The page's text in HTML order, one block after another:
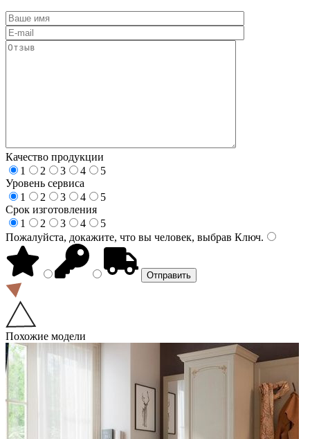
Качество продукции
1
2 3 4
5
Уровень сервиса
1
2 3 4
5
Срок изготовления
1
2 3 4
5
Пожалуйста, докажите, что вы человек, выбрав Ключ.
Похожие модели